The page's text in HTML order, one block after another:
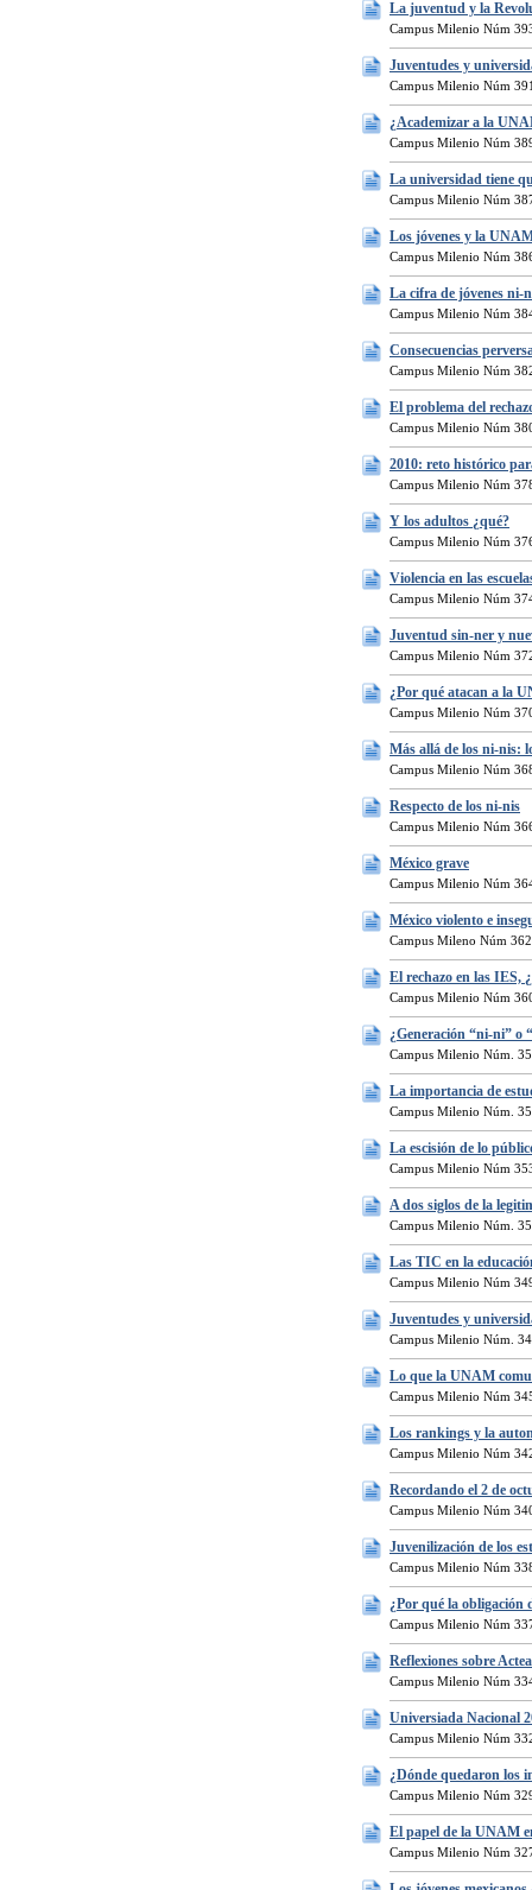
La juventud y la
Campus Milenio Núm
Juventudes y
Campus Milenio Núm
¿Academizar a la
Campus Milenio Núm
La universidad tiene
Campus Milenio Núm
Los jóvenes y la
Campus Milenio Núm
La cifra de jóvenes ni-
Campus Milenio Núm
Consecuencias
Campus Milenio Núm
El problema del
Campus Milenio Núm
2010: reto histórico
Campus Milenio Núm
Y los adultos ¿qué?
Campus Milenio Núm
Violencia en las
Campus Milenio Núm
Juventud sin-ner y
Campus Milenio Núm
¿Por qué atacan a la
Campus Milenio Núm
Más allá de los ni-nis:
Campus Milenio Núm
Respecto de los ni-nis
Campus Milenio Núm
México grave
Campus Milenio Núm
México violento e
Campus Mileno Núm
El rechazo en las IES,
Campus Milenio Núm
¿Generación “ni-ni” o
Campus Milenio Núm.
La importancia de
Campus Milenio Núm.
La escisión de lo
Campus Milenio Núm
A dos siglos de la
Campus Milenio Núm.
Las TIC en la
Campus Milenio Núm
Juventudes y
Campus Milenio Núm.
Lo que la UNAM
Campus Milenio Núm
Los rankings y la
Campus Milenio Núm
Recordando el 2 de
Campus Milenio Núm
Juvenilización de los
Campus Milenio Núm
¿Por qué la obligación
Campus Milenio Núm
Reflexiones sobre
Campus Milenio Núm
Universiada Nacional
Campus Milenio Núm
¿Dónde quedaron los
Campus Milenio Núm
El papel de la UNAM
Campus Milenio Núm